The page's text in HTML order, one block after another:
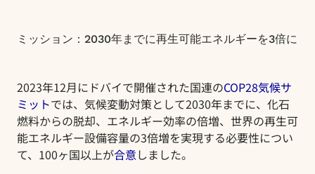
ミッション：2030年までに再生可能エネルギーを3倍に
2023年12月にドバイで開催された国連のCOP28気候サ
ミットでは、 気候変動対策として2030年までに、化石
燃料からの脱却、エネルギー効率の倍増、世界の再生可
能エネルギー設備容量の3倍増を実現する必要性につい
て、100ヶ国以上が合意しました。